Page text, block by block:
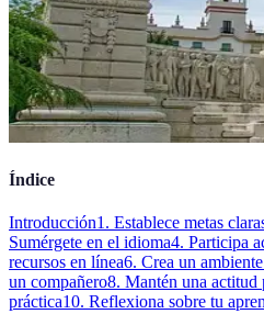
Índice
Introducción1. Establece metas
Sumérgete en el idioma4. Participa
recursos en línea6. Crea un
un compañero8. Mantén una actitud
práctica10. Reflexiona sobre tu